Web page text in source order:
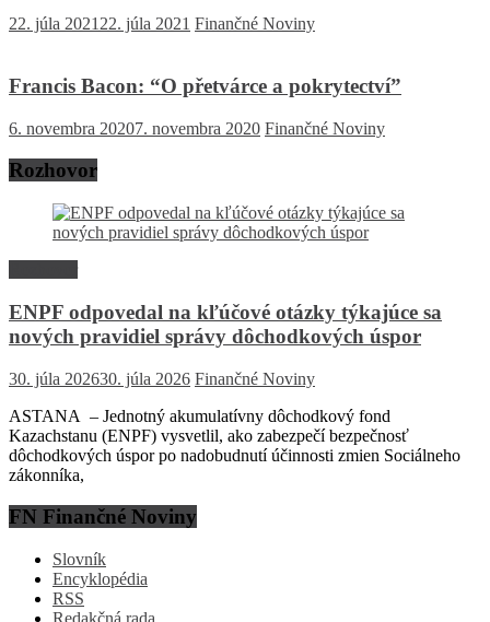
22. júla 2021 22. júla 2021 Finančné Noviny
Francis Bacon: “O přetvárce a pokrytectví”
6. novembra 20207. novembra 2020 Finančné Noviny
Rozhovor
ENPF odpovedal na kľúčové otázky týkajúce sa
nových pravidiel správy dôchodkových úspor
30. júla 202630. júla 2026 Finančné Noviny
ASTANA – Jednotný akumulatívny dôchodkový fond
Kazachstanu (ENPF) vysvetlil, ako zabezpečí bezpečnosť
dôchodkových úspor po nadobudnutí účinnosti zmien Sociálneho
zákonníka,
FN Finančné Noviny
Slovník
Encyklopédia
RSS
Redakčná rada